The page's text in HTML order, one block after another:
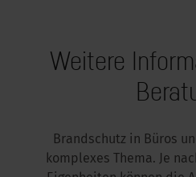
Weitere
Brandschutz in Büros
komplexes Thema. Je